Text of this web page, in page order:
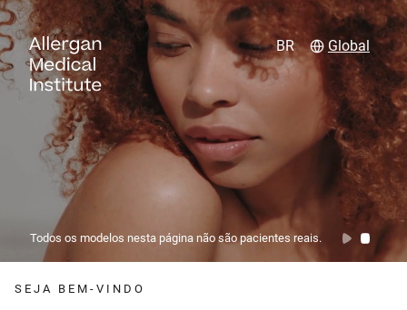
BR Global
Todos os modelos nesta página não são pacientes reais.
SEJA BEM-VINDO